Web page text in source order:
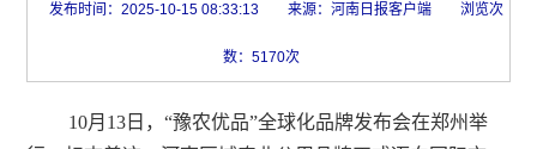
发布时间：2025-10-15 08:33:13 来源：河南日报客户端 浏览次
数：5170次
10月13日，“豫农优品”全球化品牌发布会在郑州举